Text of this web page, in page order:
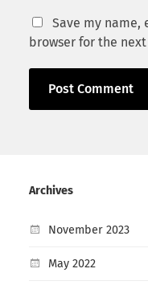
Save my
browser for the
Archives
November 2023
May 2022